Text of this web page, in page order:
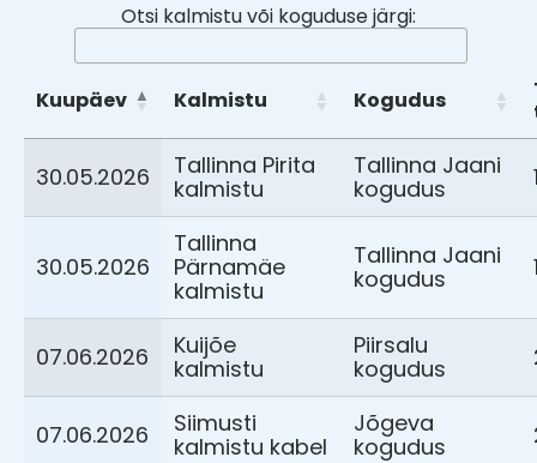
Otsi kalmistu või koguduse järgi:
Kuupäev Kalmistu Kogudus
30.05.2026
Tallinna Pirita
kalmistu
Tallinna Jaani
kogudus
30.05.2026
Tallinna
Pärnamäe
kalmistu
Tallinna Jaani
kogudus
07.06.2026
Kuijõe
kalmistu
Piirsalu
kogudus
07.06.2026
Siimusti
kalmistu kabel
Jõgeva
kogudus